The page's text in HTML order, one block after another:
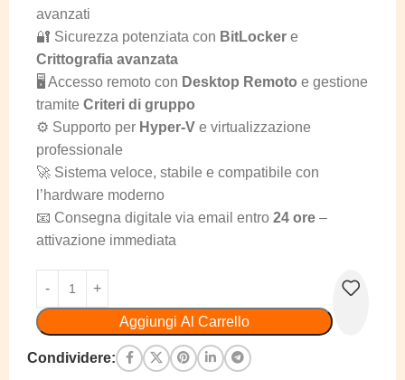
avanzati
🔐 Sicurezza potenziata con BitLocker e
Crittografia avanzata
🖥️ Accesso remoto con Desktop Remoto e gestione
tramite Criteri di gruppo
⚙️ Supporto per Hyper-V e virtualizzazione
professionale
🚀 Sistema veloce, stabile e compatibile con
l’hardware moderno
📧 Consegna digitale via email entro 24 ore –
attivazione immediata
Aggiungi Al Carrello
Condividere: